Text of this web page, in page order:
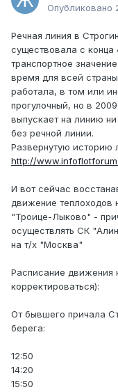
Опубликовано
Речная линия в
существовала с
транспортное
время для всей
работала, в том или
прогулочный, но в
выпускает на линию
без речной линии.
Развернутую историю
http://
И вот сейчас
движение теплоходов
"Троице-Лыково" -
осуществлять СК
на т/х "Москва"
Расписание
корректироваться):
От бывшего причала
берега:
12:50
14:20
15:50